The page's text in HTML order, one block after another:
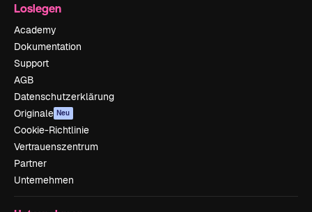
Loslegen
Academy
Dokumentation
Support
AGB
Datenschutzerklärung
Originale Neu
Cookie-Richtlinie
Vertrauenszentrum
Partner
Unternehmen